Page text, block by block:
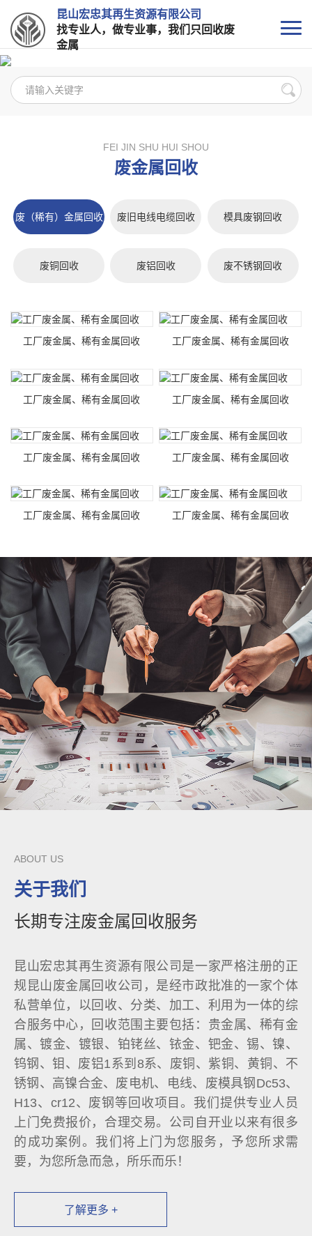
昆山宏忠其再生资源有限公司
找专业人，做专业事，我们只回收废
金属
FEI JIN SHU HUI SHOU
废金属回收
废（稀有）金属回收 废旧电线电缆回收 模具废钢回收
废铜回收 废铝回收 废不锈钢回收
工厂废金属、稀有金属回收 工厂废金属、稀有金属回收
工厂废金属、稀有金属回收 工厂废金属、稀有金属回收
工厂废金属、稀有金属回收 工厂废金属、稀有金属回收
工厂废金属、稀有金属回收 工厂废金属、稀有金属回收
ABOUT US
关于我们
长期专注废金属回收服务
昆山宏忠其再生资源有限公司是一家严格注册的正
规昆山废金属回收公司，是经市政批准的一家个体
私营单位，以回收、分类、加工、利用为一体的综
合服务中心，回收范围主要包括：贵金属、稀有金
属、镀金、镀银、铂铑丝、铱金、钯金、锡、镍、
钨钢、钼、废铝1系到8系、废铜、紫铜、黄铜、不
锈钢、高镍合金、废电机、电线、废模具钢Dc53、
H13、cr12、废钢等回收项目。我们提供专业人员
上门免费报价，合理交易。公司自开业以来有很多
的成功案例。我们将上门为您服务，予您所求需
要，为您所急而急，所乐而乐！
了解更多 +